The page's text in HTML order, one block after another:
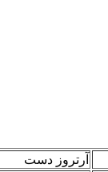
آرتروز دست